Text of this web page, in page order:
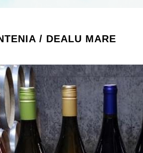
/ DEALU MARE